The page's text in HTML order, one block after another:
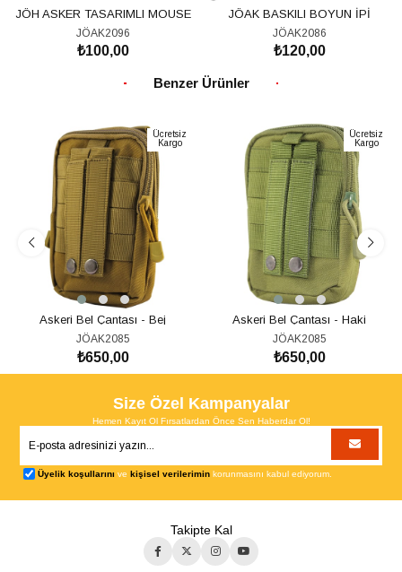
JÖH ASKER TASARIMLI MOUSE
PAD
JÖAK2096
₺100,00
JÖAK BASKILI BOYUN İPİ
JÖAK2086
₺120,00
Benzer Ürünler
Ücretsiz
Kargo
Askeri Bel Çantası - Bej
JÖAK2085
₺650,00
SEPETE EKLE
Ücretsiz
Kargo
Askeri Bel Çantası - Haki
JÖAK2085
₺650,00
SEPETE EKLE
Size Özel Kampanyalar
Hemen Kayıt Ol Fırsatlardan Önce Sen Haberdar Ol!
Üyelik koşullarını vekişisel verilerimin korunmasını kabul ediyorum.
Takipte Kal